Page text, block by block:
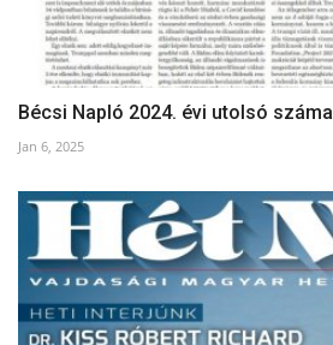
Bécsi Napló 2024. évi utolsó száma
Jan 6, 2025